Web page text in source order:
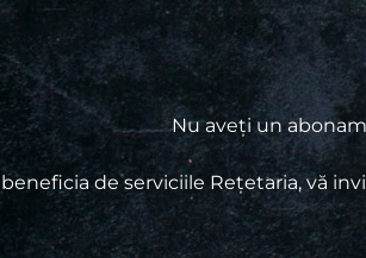
Nu aveți un
de serviciile Rețetaria, vă